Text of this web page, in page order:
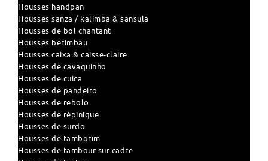
Housses handpan
Housses sanza / kalimba & sansula
Housses de bol chantant
Housses berimbau
Housses caixa & caisse-claire
Housses de cavaquinho
Housses de cuica
Housses de pandeiro
Housses de rebolo
Housses de répinique
Housses de surdo
Housses de tamborim
Housses de tambour sur cadre